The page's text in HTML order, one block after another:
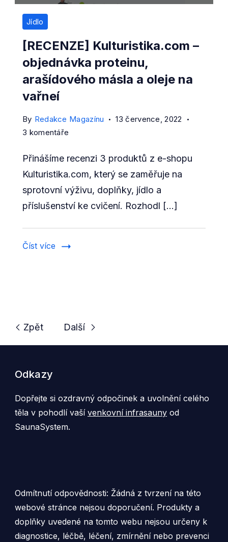
Jídlo
[RECENZE] Kulturistika.com –
objednávka proteinu,
arašídového másla a oleje na
vařneí
By Redakce Magazínu
13 července, 2022
3 komentáře
s
názvem
[RECENZE]
Kulturistika.com
–
arašídového
Přinášíme recenzi 3 produktů z e-shopu
Kulturistika.com, který se zaměřuje na
sprotovní výživu, doplňky, jídlo a
příslušenství ke cvičení. Rozhodl […]
Číst více
Zpět Další
Odkazy
Dopřejte si ozdravný odpočinek a uvolnění celého
těla v pohodlí vaší venkovní infrasauny od
SaunaSystem.
Odmítnutí odpovědnosti: Žádná z tvrzení na této
webové stránce nejsou doporučení. Produkty a
doplňky uvedené na tomto webu nejsou určeny k
diagnostice, léčbě, léčení, zmírnění nebo prevenci